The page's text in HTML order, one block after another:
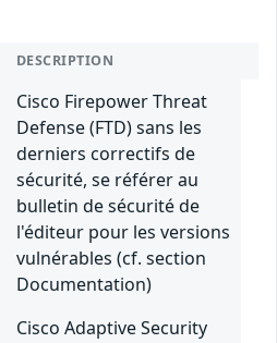
DESCRIPTION
Cisco Firepower Threat
Defense (FTD) sans les
derniers correctifs de
sécurité, se référer au
bulletin de sécurité de
l'éditeur pour les versions
vulnérables (cf. section
Documentation)
Cisco Adaptive Security